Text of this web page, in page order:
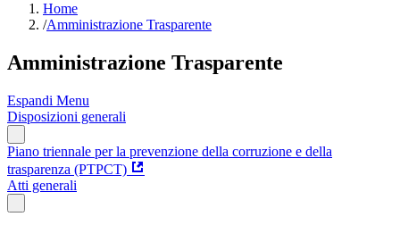
Home
/Amministrazione Trasparente
Amministrazione Trasparente
Espandi Menu
Disposizioni generali
Piano triennale per la prevenzione della corruzione e della
trasparenza (PTPCT)
Atti generali